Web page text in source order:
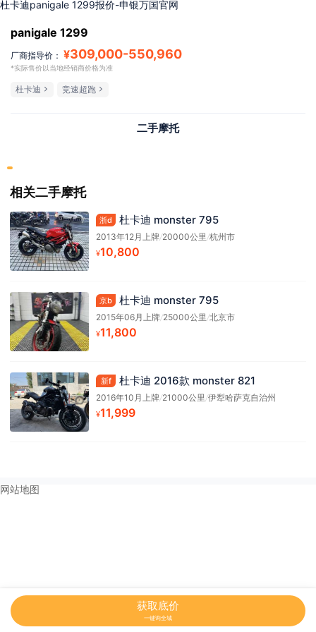
杜卡迪panigale 1299报价-申银万国官网
panigale 1299
厂商指导价： ¥309,000-550,960
*实际售价以当地经销商价格为准
杜卡迪 竞速超跑
二手摩托
相关二手摩托
浙d 杜卡迪 monster 795
2013年12月上牌/20000公里 /杭州市
¥10,800
京b 杜卡迪 monster 795
2015年06月上牌/25000公里 /北京市
¥11,800
新f 杜卡迪 2016款 monster 821
2016年10月上牌/21000公里 /伊犁哈萨克自治州
¥11,999
获取底价
一键询全城
网站地图